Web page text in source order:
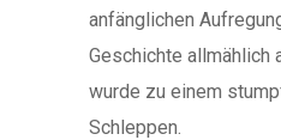
anfänglichen
Geschichte allmählich
wurde zu einem
Schleppen.